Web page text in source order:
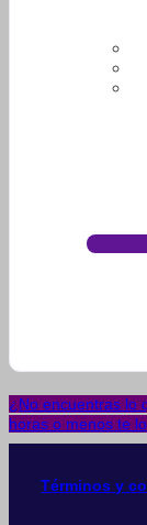
¿No encuentras lo
horas o menos te
Términos y